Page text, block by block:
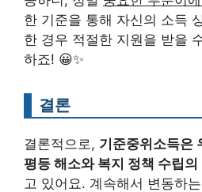
한 기준을 통해 자신의 소득
한 경우 적절한 지원을 받을
하죠! 😀✨
결론
결론적으로, 기준중위소득은
평등 해소와 복지 정책 수립
고 있어요. 계속해서 변동하